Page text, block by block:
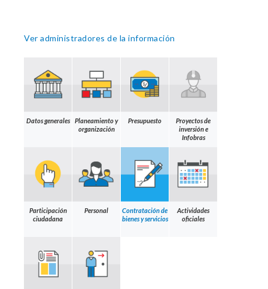
Ver administradores de la información
Datos generales
Planeamiento y
organización
Presupuesto
Proyectos de
inversión e
Infobras
Participación
ciudadana
Personal
Contratación de
bienes y servicios
Actividades
oficiales